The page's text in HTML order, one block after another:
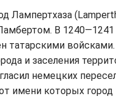
Лампертхаза
В 1240—1241
татарскими
и заселения
немецких
имени которых город